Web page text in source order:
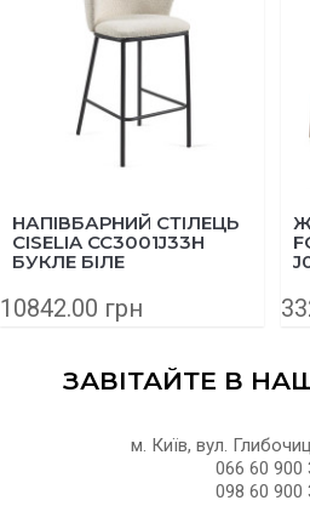
НАПІВБАРНИЙ СТІЛЕЦЬ
CISELIA CC3001J33H
БУКЛЕ БІЛЕ
10842.00 грн
ЗАВІТАЙТЕ В
м. Київ, вул.
066 60 900
098 60 900